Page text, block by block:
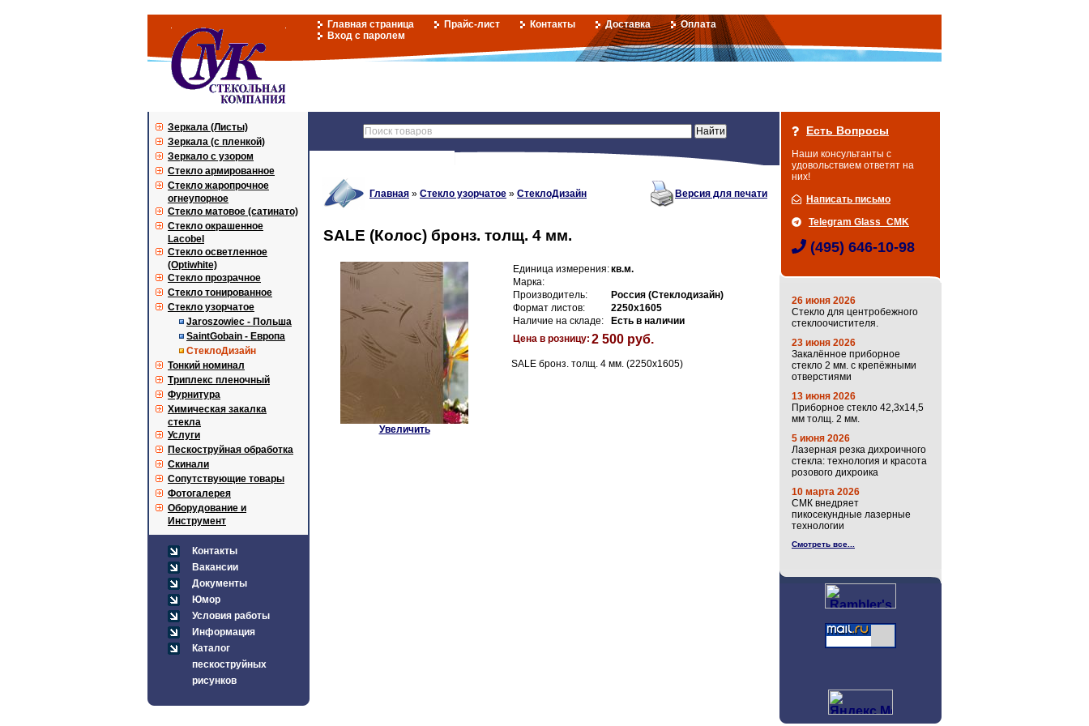
Главная страница Прайс-лист Контакты Доставка
Оплата
Вход с паролем
Зеркала (Листы)
Зеркала (с пленкой)
Зеркало с узором
Стекло армированное
Стекло жаропрочное
огнеупорное
Стекло матовое (сатинато)
Стекло окрашенное
Lacobel
Стекло осветленное
(Optiwhite)
Стекло прозрачное
Стекло тонированное
Стекло узорчатое
Jaroszowiec - Польша
SaintGobain - Европа
СтеклоДизайн
Тонкий номинал
Триплекс пленочный
Фурнитура
Химическая закалка
стекла
Услуги
Пескоструйная обработка
Скинали
Сопутствующие товары
Фотогалерея
Оборудование и
Инструмент
Контакты
Вакансии
Документы
Юмор
Условия работы
Информация
Каталог
пескоструйных
рисунков
Главная » Стекло узорчатое » СтеклоДизайн Версия для печати
SALE (Колос) бронз. толщ. 4 мм.
Увеличить
Единица измерения:кв.м.
Марка:
Производитель:
Россия (Стеклодизайн)
Формат листов:
2250х1605
Наличие на складе:
Есть в наличии
Цена в розницу: 2 500 руб.
SALE бронз. толщ. 4 мм. (2250х1605)
Есть Вопросы
Наши консультанты с
удовольствием ответят на
них!
Написать письмо
Telegram Glass_CMK
(495) 646-10-98
26 июня 2026
Стекло для центробежного
стеклоочистителя.
23 июня 2026
Закалённое приборное
стекло 2 мм. с крепёжными
отверстиями
13 июня 2026
Приборное стекло 42,3х14,5
мм толщ. 2 мм.
5 июня 2026
Лазерная резка дихроичного
стекла: технология и красота
розового дихроика
10 марта 2026
СМК внедряет
пикосекундные лазерные
технологии
Смотреть все...